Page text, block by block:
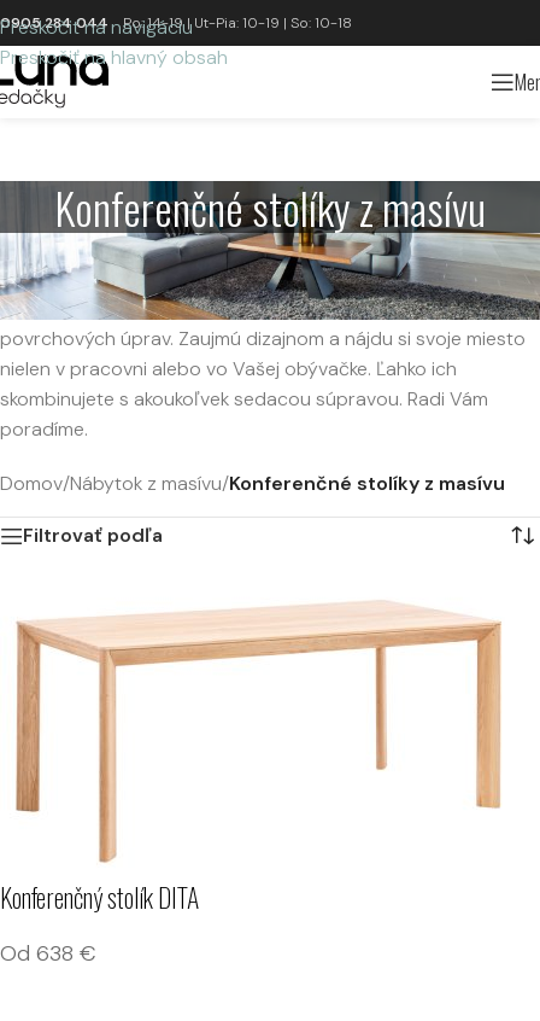
Preskočiť na navigáciu
Preskočiť na hlavný obsah
0905 284 044Po: 14-19 | Ut-Pia: 10-19 | So: 10-18
Konferenčné stolíky z masívu
Máte záujem o dizajnový konferenčný stolík do Vašej
obývačky? Ste na správnom mieste. Naše spoločenské stolíky
z masívneho dreva máme rôznych veľkostí, tvarov a
povrchových úprav. Zaujmú dizajnom a nájdu si svoje miesto
nielen v pracovni alebo vo Vašej obývačke. Ľahko ich
skombinujete s akoukoľvek sedacou súpravou. Radi Vám
poradíme.
Domov/Nábytok z masívu/Konferenčné stolíky z masívu
Filtrovať podľa
Konferenčný stolík DITA
Od 638 €